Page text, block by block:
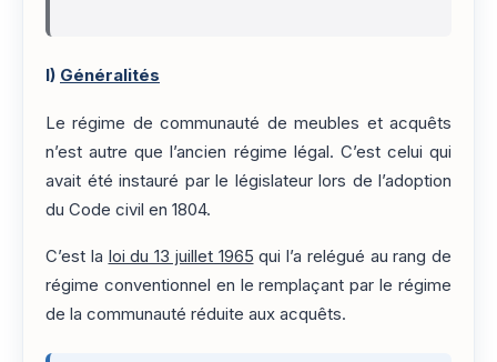
I) Généralités
Le régime de communauté de meubles et acquêts
n’est autre que l’ancien régime légal. C’est celui qui
avait été instauré par le législateur lors de l’adoption
du Code civil en 1804.
C’est la loi du 13 juillet 1965 qui l’a relégué au rang de
régime conventionnel en le remplaçant par le régime
de la communauté réduite aux acquêts.